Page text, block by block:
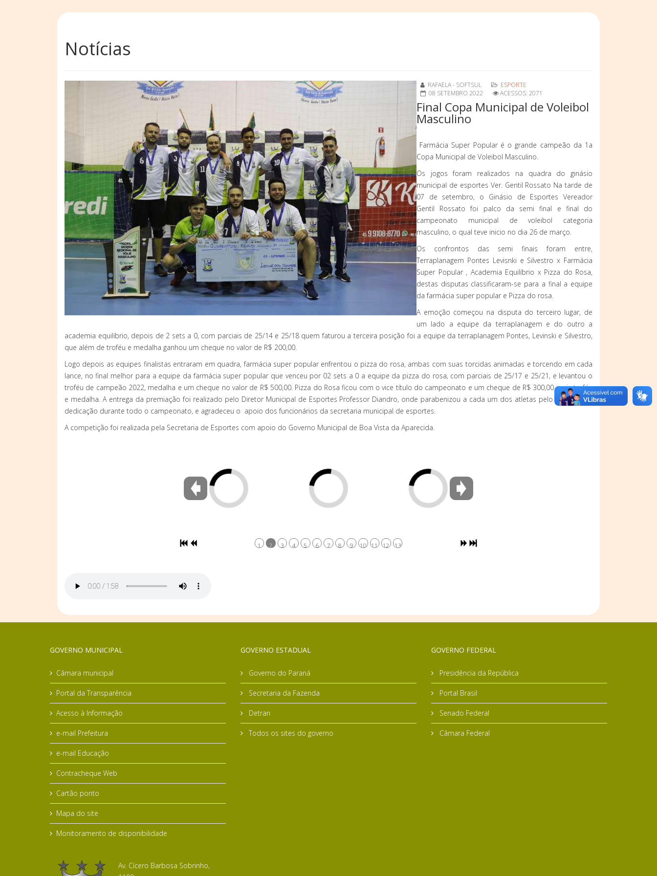
Notícias
RAFAELA - SOFTSUL
ESPORTE
08 SETEMBRO 2022
ACESSOS: 2071
Final Copa Municipal de Voleibol
Masculino
Farmácia Super Popular é o grande campeão da 1a
Copa Municipal de Voleibol Masculino.
Os jogos foram realizados na quadra do ginásio
municipal de esportes Ver. Gentil Rossato Na tarde de
07 de setembro, o Ginásio de Esportes Vereador
Gentil Rossato foi palco da semi final e final do
campeonato municipal de voleibol categoria
masculino, o qual teve inicio no dia 26 de março.
Os confrontos das semi finais foram entre,
Terraplanagem Pontes Levisnki e Silvestro x Farmácia
Super Popular , Academia Equilíbrio x Pizza do Rosa,
destas disputas classificaram-se para a final a equipe
da farmácia super popular e Pizza do rosa.
A emoção começou na disputa do terceiro lugar, de
um lado a equipe da terraplanagem e do outro a
academia equilíbrio, depois de 2 sets a 0, com parciais de 25/14 e 25/18 quem faturou a terceira posição foi a equipe da terraplanagem Pontes, Levinski e Silvestro,
que além de troféu e medalha ganhou um cheque no valor de R$ 200,00.
Logo depois as equipes finalistas entraram em quadra, farmácia super popular enfrentou o pizza do rosa, ambas com suas torcidas animadas e torcendo em cada
lance, no final melhor para a equipe da farmácia super popular que venceu por 02 sets a 0 a equipe da pizza do rosa, com parciais de 25/17 e 25/21, e levantou o
troféu de campeão 2022, medalha e um cheque no valor de R$ 500,00. Pizza do Rosa ficou com o vice título do campeonato e um cheque de R$ 300,00 mais troféu
e medalha. A entrega da premiação foi realizado pelo Diretor Municipal de Esportes Professor Diandro, onde parabenizou a cada um dos atletas pelo empenho e
dedicação durante todo o campeonato, e agradeceu o apoio dos funcionários da secretaria municipal de esportes.
A competição foi realizada pela Secretaria de Esportes com apoio do Governo Municipal de Boa Vista da Aparecida.
1 2 3 4 5 6 7 8 9 10 11 12 13
GOVERNO MUNICIPAL
Câmara municipal
Portal da Transparência
Acesso à Informação
e-mail Prefeitura
e-mail Educação
Contracheque Web
Cartão ponto
Mapa do site
Monitoramento de disponibilidade
Av. Cícero Barbosa Sobrinho,
GOVERNO ESTADUAL
Governo do Paraná
Secretaria da Fazenda
Detran
Todos os sites do governo
GOVERNO FEDERAL
Presidência da República
Portal Brasil
Senado Federal
Câmara Federal